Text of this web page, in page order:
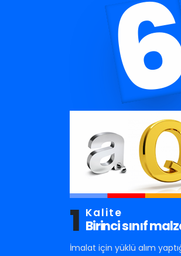
1 Kalite
Birinci sınıf
İmalat için yüklü alım